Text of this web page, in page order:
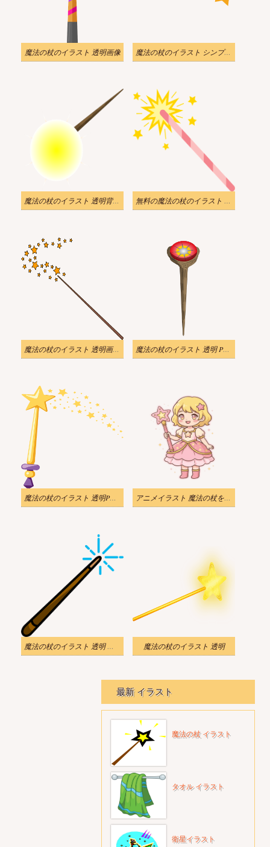
魔法の杖のイラスト 透明画像 魔法の杖のイラスト シンプル版 をダウンロード
魔法の杖のイラスト 透明背景 ダウンロード 2 無料の魔法の杖のイラスト 透明 2
魔法の杖のイラスト 透明画像 2 魔法の杖のイラスト 透明 PNG
魔法の杖のイラスト 透明PNG 2 アニメイラスト 魔法の杖を持った少女
魔法の杖のイラスト 透明 シンプル 魔法の杖のイラスト 透明
最新 イラスト
魔法の杖 イラスト
タオル イラスト
衛星イラスト